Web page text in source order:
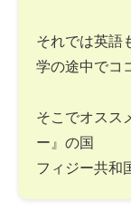
それでは英語
学の途中でコ
そこでオスス
ー』の国
フィジー共和